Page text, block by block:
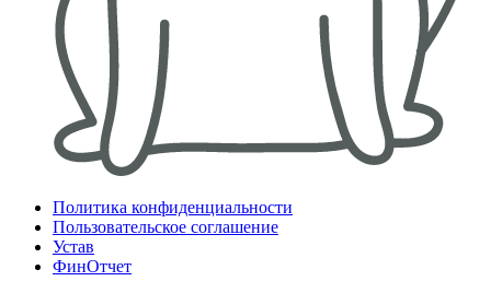
Политика конфиденциальности
Пользовательское соглашение
Устав
ФинОтчет